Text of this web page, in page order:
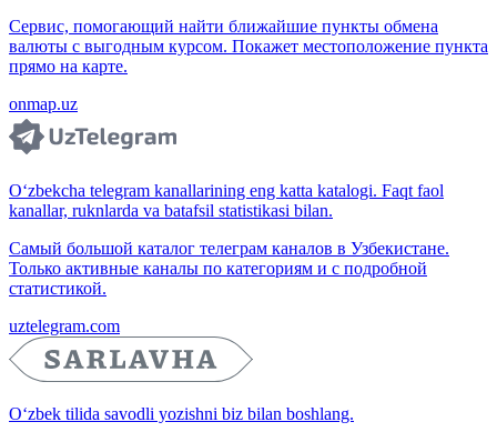
Сервис, помогающий найти ближайшие пункты обмена
валюты с выгодным курсом. Покажет местоположение пункта
прямо на карте.
onmap.uz
O‘zbekcha telegram kanallarining eng katta katalogi. Faqt faol
kanallar, ruknlarda va batafsil statistikasi bilan.
Самый большой каталог телеграм каналов в Узбекистане.
Только активные каналы по категориям и с подробной
статистикой.
uztelegram.com
O‘zbek tilida savodli yozishni biz bilan boshlang.